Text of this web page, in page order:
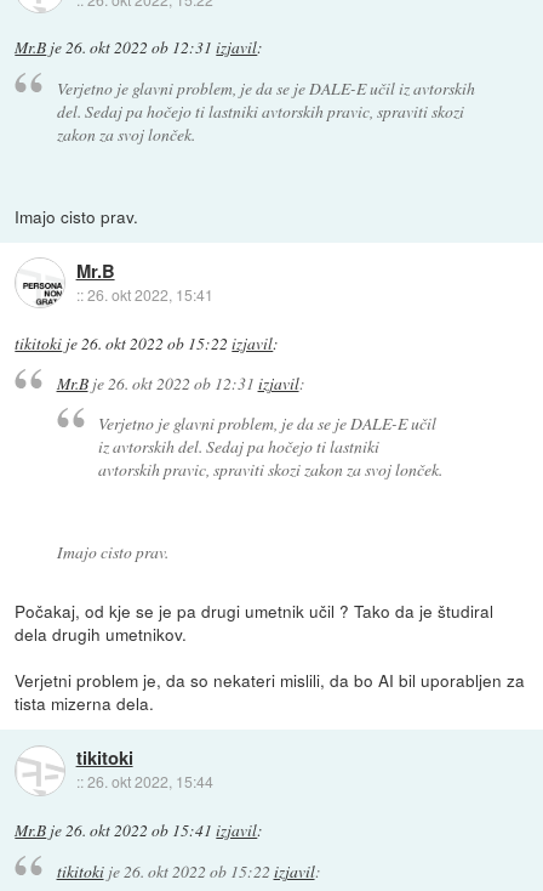
Mr.B je26. okt 2022 ob 12:31 izjavil:
Verjetno je glavni problem, je da se je DALE-E učil iz avtorskih
del. Sedaj pa hočejo ti lastniki avtorskih pravic, spraviti skozi
zakon za svoj lonček.
Imajo cisto prav.
Mr.B
::26. okt 2022, 15:41
tikitoki je26. okt 2022 ob 15:22 izjavil:
Mr.Bje26. okt 2022 ob 12:31 izjavil:
Verjetno je glavni problem, je da se je DALE-E učil
iz avtorskih del. Sedaj pa hočejo ti lastniki
avtorskih pravic, spraviti skozi zakon za svoj lonček.
Imajo cisto prav.
Počakaj, od kje se je pa drugi umetnik učil ? Tako da je študiral
dela drugih umetnikov.
Verjetni problem je, da so nekateri mislili, da bo AI bil uporabljen za
tista mizerna dela.
tikitoki
::26. okt 2022, 15:44
Mr.B je26. okt 2022 ob 15:41 izjavil:
tikitokije 26. okt 2022 ob 15:22 izjavil: